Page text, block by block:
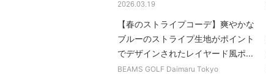
2026.03.19
【春のストライプコーデ】爽やかな
ブルーのストライプ生地がポイント
でデザインされたレイヤード風ポ...
BEAMS GOLF Daimaru Tokyo